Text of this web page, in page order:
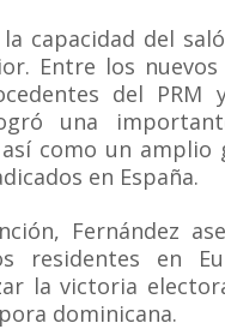
capacidad del
Entre los
del PRM
una
como un
en España.
Fernández
residentes en
la victoria
dominicana.